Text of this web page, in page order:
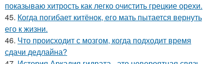
показываю хитрость как легко очистить грецкие орехи.
45. Когда погибает китёнок, его мать пытается вернуть
его к жизни.
46. Что происходит с мозгом, когда подходит время
сдачи дедлайна?